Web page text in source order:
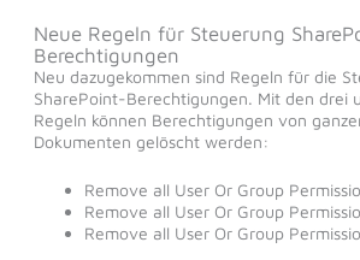
Neue Regeln für Steuerung
Berechtigungen
Neu dazugekommen sind Regeln für die
SharePoint-Berechtigungen. Mit den drei
Regeln können Berechtigungen von
Dokumenten gelöscht werden:
Remove all User Or Group
Remove all User Or Group
Remove all User Or Group